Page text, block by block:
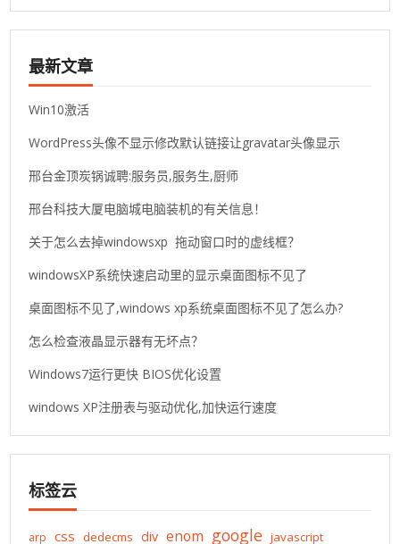
最新文章
Win10激活
WordPress头像不显示修改默认链接让gravatar头像显示
邢台金顶炭锅诚聘:服务员,服务生,厨师
邢台科技大厦电脑城电脑装机的有关信息！
关于怎么去掉windowsxp 拖动窗口时的虚线框？
windowsXP系统快速启动里的显示桌面图标不见了
桌面图标不见了,windows xp系统桌面图标不见了怎么办?
怎么检查液晶显示器有无坏点？
Windows7运行更快 BIOS优化设置
windows XP注册表与驱动优化,加快运行速度
标签云
arp css dedecms div enom google javascript